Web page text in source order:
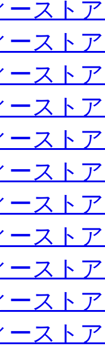
ースト
ースト
ースト
ースト
ースト
ースト
ースト
ースト
ースト
ースト
ースト